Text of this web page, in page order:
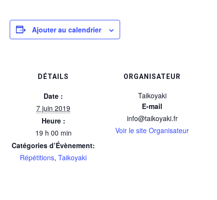
Ajouter au calendrier
DÉTAILS
Date :
7 juin 2019
Heure :
19 h 00 min
Catégories d’Évènement:
Répétitions, Taikoyaki
ORGANISATEUR
Taikoyaki
E-mail
info@taikoyaki.fr
Voir le site Organisateur